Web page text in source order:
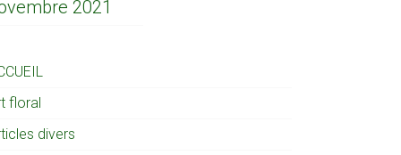
2021
floral
divers